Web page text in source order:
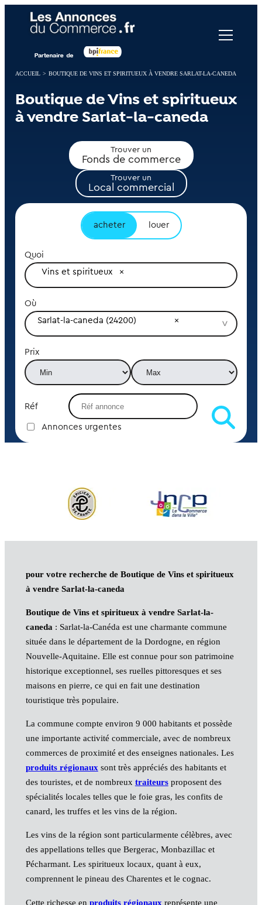
ACCUEIL > BOUTIQUE DE VINS ET SPIRITUEUX À VENDRE SARLAT-LA-CANEDA
Boutique de Vins et spiritueux
à vendre Sarlat-la-caneda
Trouver un
Fonds de commerce
Trouver un
Local commercial
acheter louer
Quoi
Vins et spiritueux
Où
Sarlat-la-caneda (24200)
Prix
Réf
Annonces urgentes
pour votre recherche de Boutique de Vins et spiritueux
à vendre Sarlat-la-caneda
Boutique de Vins et spiritueux à vendre Sarlat-la-
caneda: Sarlat-la-Canéda est une charmante commune
située dans le département de la Dordogne, en région
Nouvelle-Aquitaine. Elle est connue pour son patrimoine
historique exceptionnel, ses ruelles pittoresques et ses
maisons en pierre, ce qui en fait une destination
touristique très populaire.
La commune compte environ 9 000 habitants et possède
une importante activité commerciale, avec de nombreux
commerces de proximité et des enseignes nationales. Les
produits régionauxsont très appréciés des habitants et
des touristes, et de nombreux traiteursproposent des
spécialités locales telles que le foie gras, les confits de
canard, les truffes et les vins de la région.
Les vins de la région sont particularmente célèbres, avec
des appellations telles que Bergerac, Monbazillac et
Pécharmant. Les spiritueux locaux, quant à eux,
comprennent le pineau des Charentes et le cognac.
Cette richesse en produits régionaux représente une
Panneau de gestion des cookies